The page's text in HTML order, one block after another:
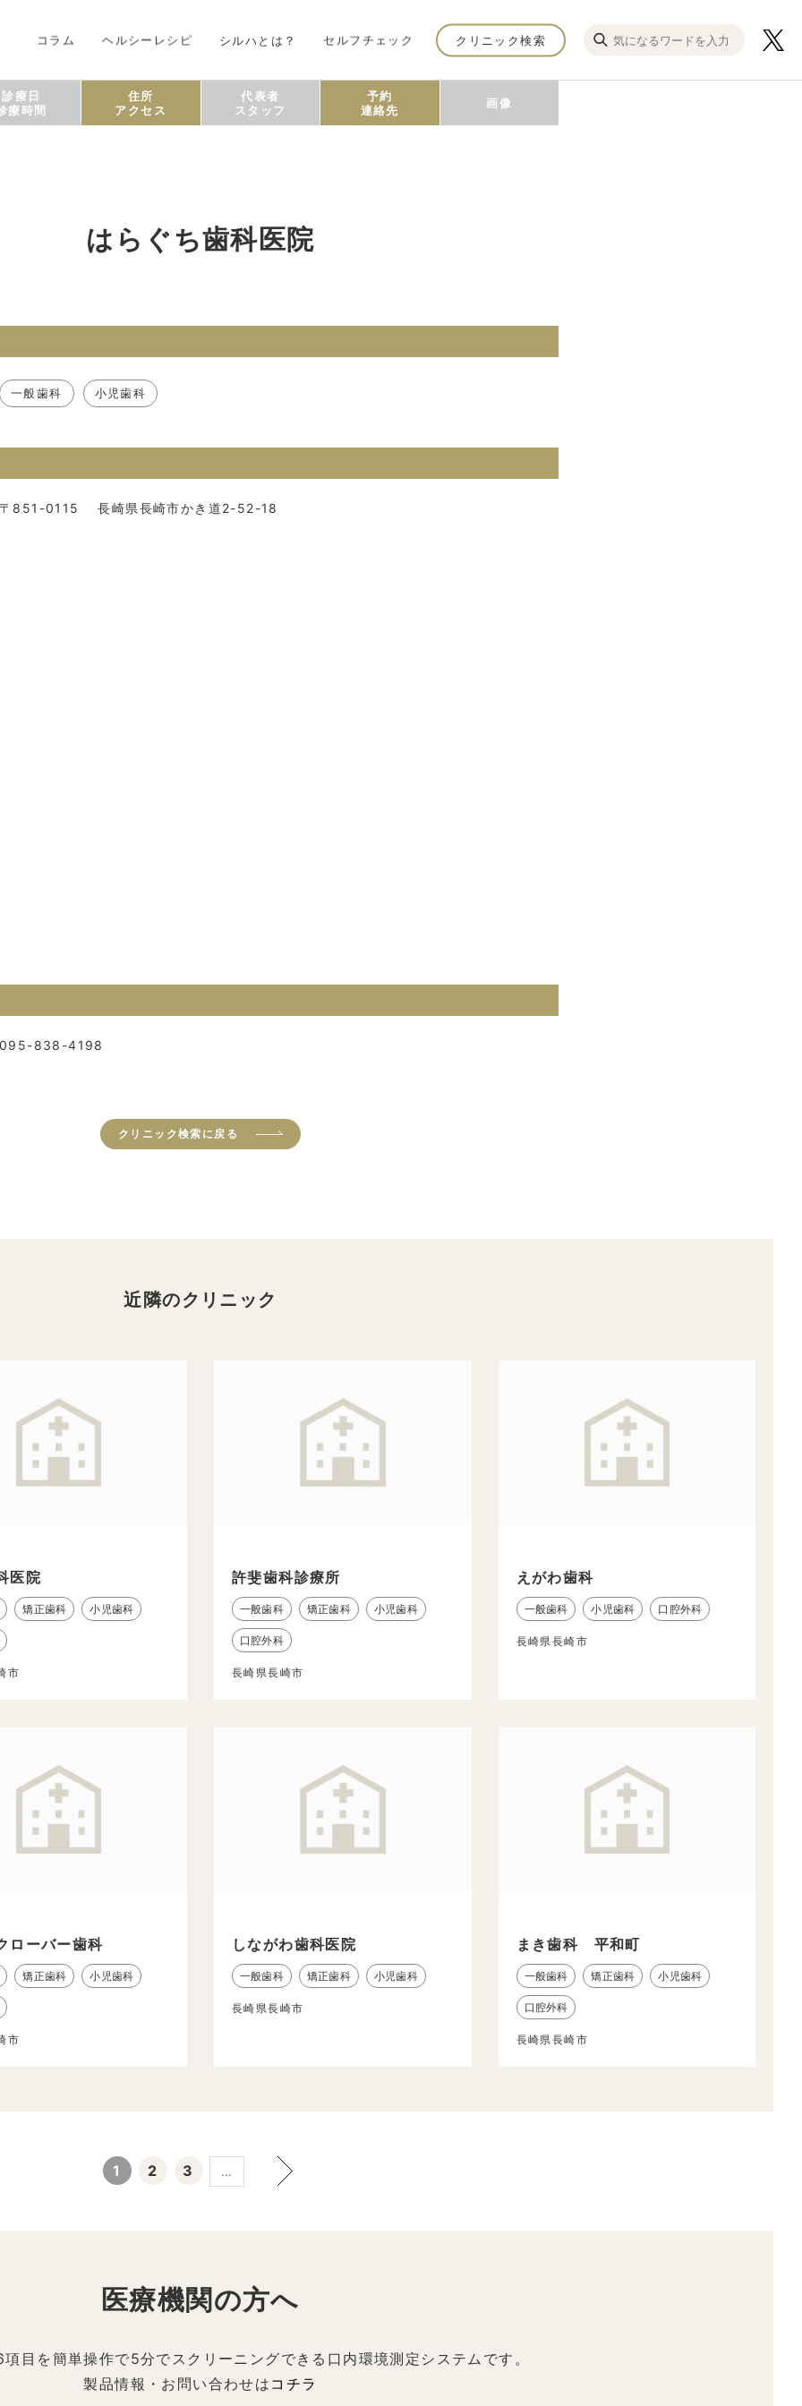
コラム ヘルシーレシピ シルハとは？ セルフチェック クリニック検索
診療日
療時間
住所
アクセス
代表者
スタッフ
予約
連絡先
画像
はらぐち歯科医院
一般歯科 小児歯科
〒851-0115 長崎県長崎市かき道2-52-18
095-838-4198
クリニック検索に戻る
近隣のクリニック
医院
矯正歯科 小児歯科
市
許斐歯科診療所
一般歯科 矯正歯科 小児歯科
口腔外科
長崎県長崎市
えがわ歯科
一般歯科 小児歯科 口腔外科
長崎県長崎市
ローバー歯科
矯正歯科 小児歯科
市
しながわ歯科医院
一般歯科 矯正歯科 小児歯科
長崎県長崎市
まき歯科 平和町
一般歯科 矯正歯科 小児歯科
口腔外科
長崎県長崎市
1 2 3 …
医療機関の方へ
目を簡単操作で5分でスクリーニングできる口内環境測定システムです。
製品情報・お問い合わせは コチラ